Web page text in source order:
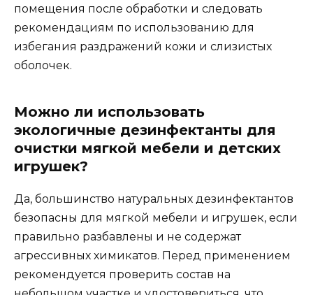
помещения после обработки и следовать
рекомендациям по использованию для
избегания раздражений кожи и слизистых
оболочек.
Можно ли использовать
экологичные дезинфектанты для
очистки мягкой мебели и детских
игрушек?
Да, большинство натуральных дезинфектантов
безопасны для мягкой мебели и игрушек, если
правильно разбавлены и не содержат
агрессивных химикатов. Перед применением
рекомендуется проверить состав на